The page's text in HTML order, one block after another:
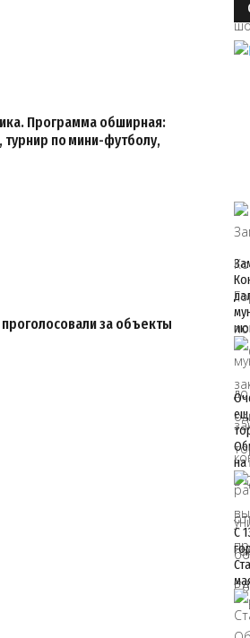
Программа обширная:
по мини-футболу,
за объекты
на
С